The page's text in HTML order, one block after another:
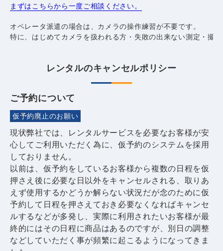
まずはこちらから一度ご相談ください。
オペレータ派遣の場合は、カメラの操作練習が不要です。
特に、はじめてカメラを扱われる方・失敗の出来ない測定・撮
レンタルのキャンセルポリシー
ご予約について
仮予約廃止のお願い
現状弊社では、レンタルサービスを必要なお客様が安
心してご利用いただく為に、仮予約のシステムを採用
しておりません。
以前は、仮予約をしているお客様から複数の日程を仮
押さえ後に必要な日以外をキャンセルされる、取りあ
えず使用するかどうか解らない状況だが念のために仮
予約して日程を押さえておき必要なくなればキャンセ
ルするなどが多発し、実際に利用されたいお客様が最
終的にはその日程に商品はあるのですが、別日の調整
などしていただく事が頻繁に起こるようになってきま